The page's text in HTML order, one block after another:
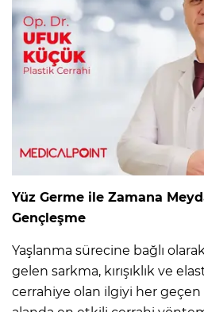
Yüz Germe ile Zamana
Gençleşme
Yaşlanma sürecine bağlı
gelen sarkma, kırışıklık ve
cerrahiye olan ilgiyi her geçen